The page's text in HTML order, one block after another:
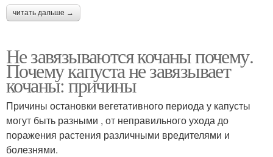
читать дальше →
Не завязываются кочаны почему.
Почему капуста не завязывает
кочаны: причины
Причины остановки вегетативного периода у капусты
могут быть разными , от неправильного ухода до
поражения растения различными вредителями и
болезнями.